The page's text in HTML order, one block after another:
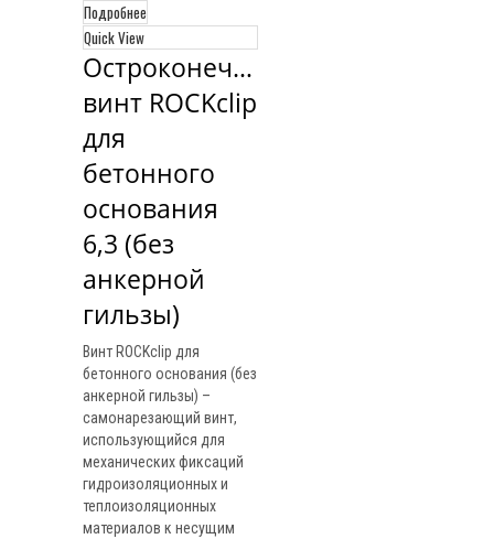
Подробнее
Quick View
Остроконечный
винт ROCKclip
для
бетонного
основания
6,3 (без
анкерной
гильзы)
Винт ROCKclip для
бетонного основания (без
анкерной гильзы) –
самонарезающий винт,
использующийся для
механических фиксаций
гидроизоляционных и
теплоизоляционных
материалов к несущим